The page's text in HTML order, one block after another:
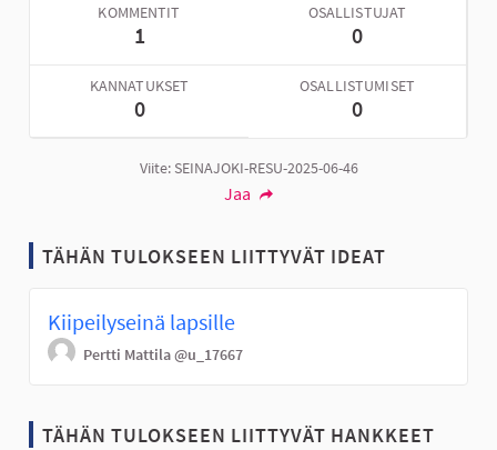
KOMMENTIT
1
OSALLISTUJAT
0
KANNATUKSET
0
OSALLISTUMISET
0
Viite: SEINAJOKI-RESU-2025-06-46
Jaa
TÄHÄN TULOKSEEN LIITTYVÄT IDEAT
Kiipeilyseinä lapsille
Pertti Mattila@u_17667
TÄHÄN TULOKSEEN LIITTYVÄT HANKKEET